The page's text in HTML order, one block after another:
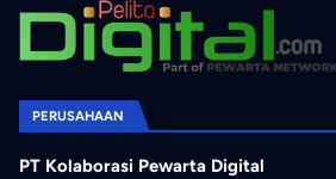
PERUSAHAAN
PT Kolaborasi Pewarta Digital